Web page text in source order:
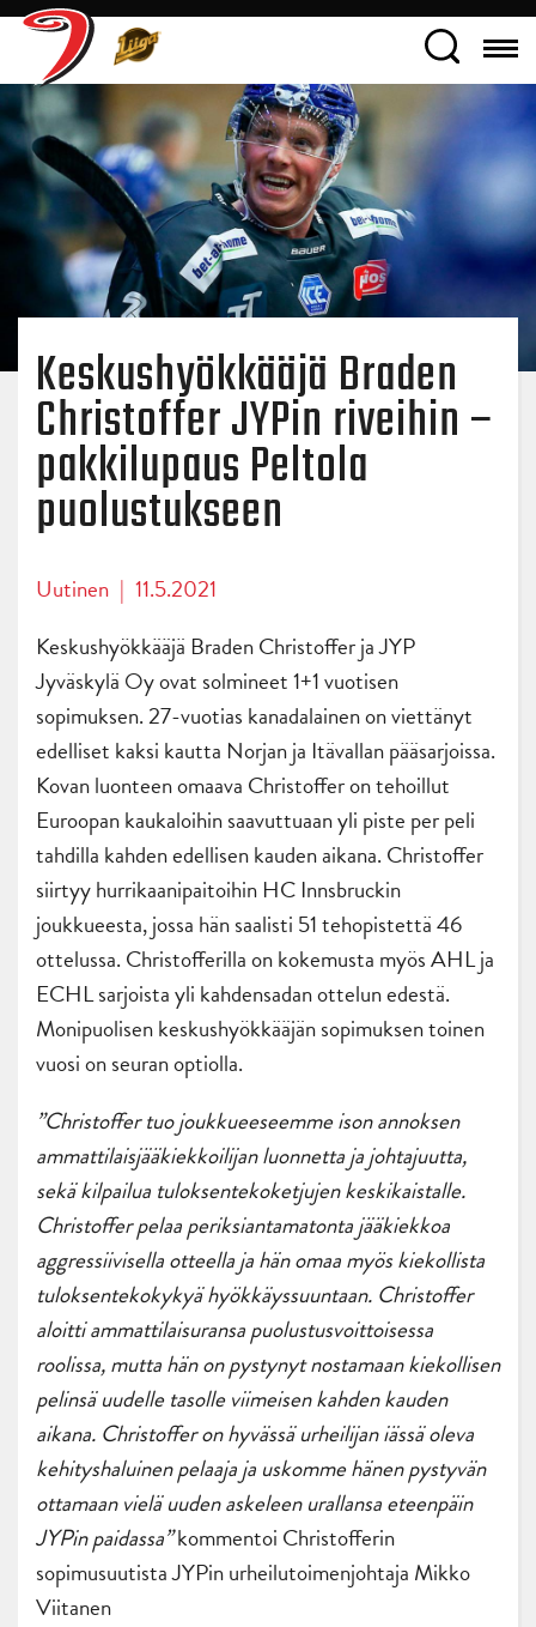
Keskushyökkääjä Braden
Christoffer JYPin riveihin –
pakkilupaus Peltola
puolustukseen
Uutinen | 11.5.2021
Keskushyökkääjä Braden Christoffer ja JYP
Jyväskylä Oy ovat solmineet 1+1 vuotisen
sopimuksen. 27-vuotias kanadalainen on viettänyt
edelliset kaksi kautta Norjan ja Itävallan pääsarjoissa.
Kovan luonteen omaava Christoffer on tehoillut
Euroopan kaukaloihin saavuttuaan yli piste per peli
tahdilla kahden edellisen kauden aikana. Christoffer
siirtyy hurrikaanipaitoihin HC Innsbruckin
joukkueesta, jossa hän saalisti 51 tehopistettä 46
ottelussa. Christofferilla on kokemusta myös AHL ja
ECHL sarjoista yli kahdensadan ottelun edestä.
Monipuolisen keskushyökkääjän sopimuksen toinen
vuosi on seuran optiolla.
”Christoffer tuo joukkueeseemme ison annoksen
ammattilaisjääkiekkoilijan luonnetta ja johtajuutta,
sekä kilpailua tuloksentekoketjujen keskikaistalle.
Christoffer pelaa periksiantamatonta jääkiekkoa
aggressiivisella otteella ja hän omaa myös kiekollista
tuloksentekokykyä hyökkäyssuuntaan. Christoffer
aloitti ammattilaisuransa puolustusvoittoisessa
roolissa, mutta hän on pystynyt nostamaan kiekollisen
pelinsä uudelle tasolle viimeisen kahden kauden
aikana. Christoffer on hyvässä urheilijan iässä oleva
kehityshaluinen pelaaja ja uskomme hänen pystyvän
ottamaan vielä uuden askeleen urallansa eteenpäin
JYPin paidassa”kommentoi Christofferin
sopimusuutista JYPin urheilutoimenjohtaja Mikko
Viitanen